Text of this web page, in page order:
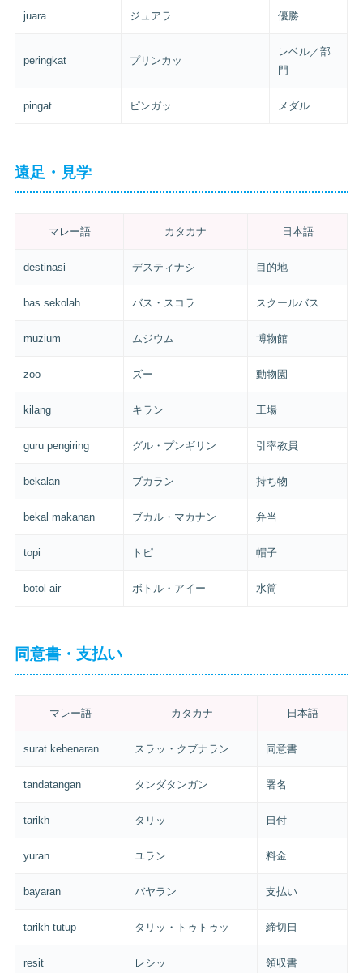
juara ジュアラ 優勝
peringkat プリンカッ
レベル／部
門
pingat ピンガッ メダル
遠足・見学
マレー語 カタカナ 日本語
destinasi デスティナシ 目的地
bas sekolah バス・スコラ スクールバス
muzium ムジウム 博物館
zoo ズー 動物園
kilang キラン 工場
guru pengiring グル・プンギリン 引率教員
bekalan ブカラン 持ち物
bekal makanan ブカル・マカナン 弁当
topi トピ 帽子
botol air ボトル・アイー 水筒
同意書・支払い
マレー語 カタカナ 日本語
surat kebenaran スラッ・クブナラン 同意書
tandatangan タンダタンガン 署名
tarikh タリッ 日付
yuran ユラン 料金
bayaran バヤラン 支払い
tarikh tutup タリッ・トゥトゥッ 締切日
resit レシッ 領収書